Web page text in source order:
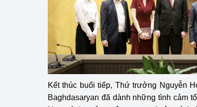
Kết thúc buổi tiếp, Thứ trưởng Nguyễn
Baghdasaryan đã dành những tình cảm